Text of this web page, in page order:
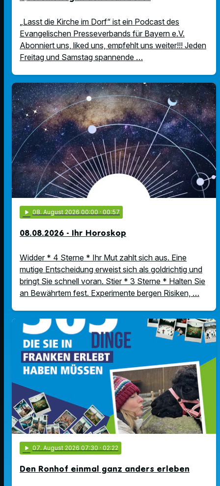
„Lasst die Kirche im Dorf“ ist ein Podcast des
Evangelischen Presseverbands für Bayern e.V.
Abonniert uns, liked uns, empfehlt uns weiter!!! Jeden
Freitag und Samstag spannende …
play_arrow 08. August 2026 00:00 · 00:57
08.08.2026 - Ihr Horoskop
Widder * 4 Sterne * Ihr Mut zahlt sich aus. Eine
mutige Entscheidung erweist sich als goldrichtig und
bringt Sie schnell voran. Stier * 3 Sterne * Halten Sie
an Bewährtem fest. Experimente bergen Risiken, …
play_arrow 07. August 2026 07:30 · 02:22
Den Ronhof einmal ganz anders erleben